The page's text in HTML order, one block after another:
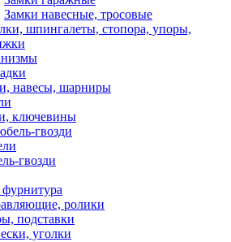
Замки навесные, тросовые
шпингалеты, стопора, упоры,
навесы, шарниры
ключевины
гвозди
гвозди
ролики
подставки
уголки